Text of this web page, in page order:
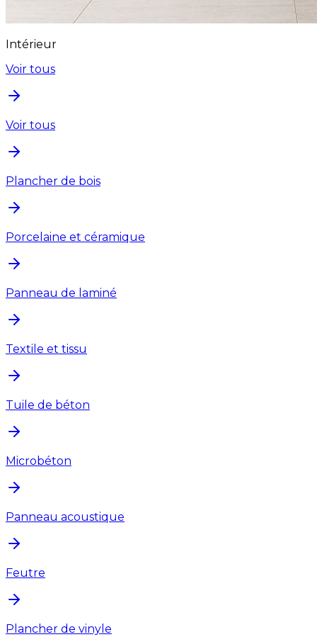
Intérieur
Voir tous
Voir tous
Plancher de bois
Porcelaine et céramique
Panneau de laminé
Textile et tissu
Tuile de béton
Microbéton
Panneau acoustique
Feutre
Plancher de vinyle